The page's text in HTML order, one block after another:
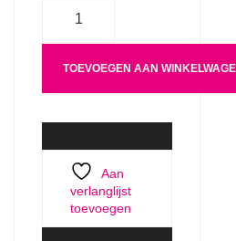
TOEVOEGEN AAN
Aan
verlanglijst
toevoegen